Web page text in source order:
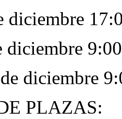
diciembre
diciembre
diciembre
PLAZAS: